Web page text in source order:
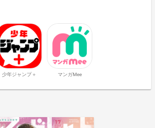
少年ジャンプ＋ マンガMee